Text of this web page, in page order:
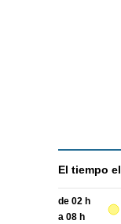
El tiempo el
de 02 h
a 08 h